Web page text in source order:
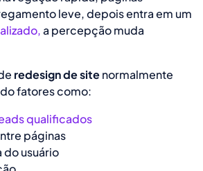
leve, depois entra em um
a percepção muda
redesign de sitenormalmente
fatores como:
qualificados
páginas
do usuário